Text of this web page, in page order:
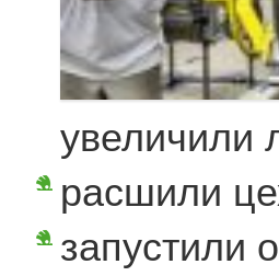
увеличили
расшили
запустили